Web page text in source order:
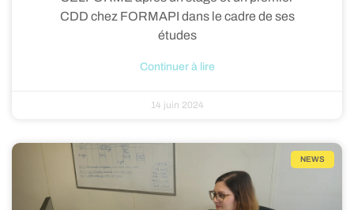
CDD chez FORMAPI dans le cadre de ses
études
Continuer à lire
14 juin 2024
NEWS